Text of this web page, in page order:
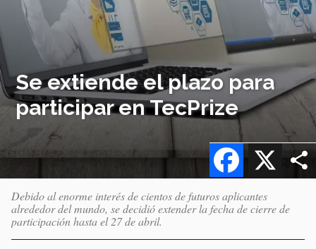
Se extiende el plazo para
participar en TecPrize
X
Facebook
Debido al enorme interés de cientos de futuros aplicantes
alrededor del mundo, se decidió extender la fecha de cierre de
participación hasta el 27 de abril.